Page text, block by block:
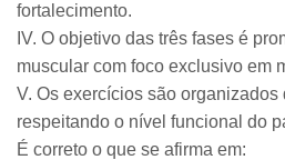
fortalecimento.
IV. O objetivo das três fases é
muscular com foco exclusivo em
V. Os exercícios são organizados
respeitando o nível funcional do
É correto o que se afirma em: